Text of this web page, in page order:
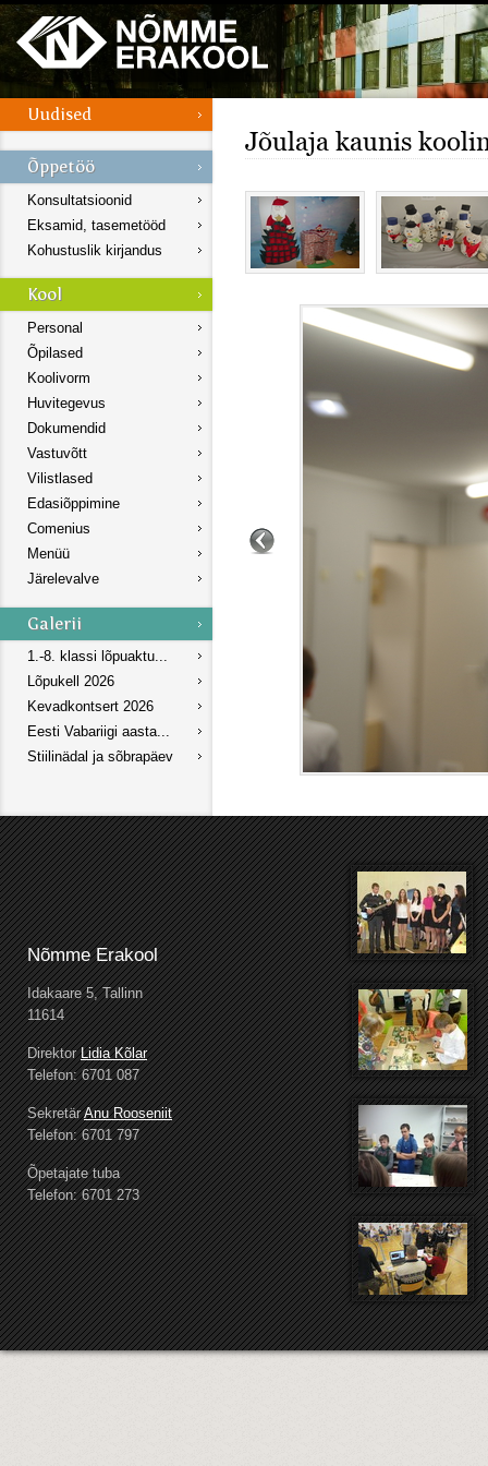
Konsultatsioonid
Eksamid, tasemetööd
Kohustuslik kirjandus
Personal
Õpilased
Koolivorm
Huvitegevus
Dokumendid
Vastuvõtt
Vilistlased
Edasiõppimine
Comenius
Menüü
Järelevalve
1.-8. klassi lõpuaktu...
Lõpukell 2026
Kevadkontsert 2026
Eesti Vabariigi aasta...
Stiilinädal ja sõbrapäev
Jõulaja kaunis
Nõmme Erakool
Idakaare 5, Tallinn
11614
DirektorLidia Kõlar
Telefon: 6701 087
SekretärAnu Rooseniit
Telefon: 6701 797
Õpetajate tuba
Telefon: 6701 273